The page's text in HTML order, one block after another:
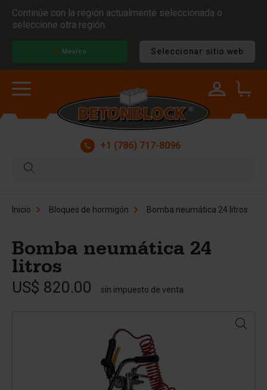
Continúe con la región actualmente seleccionada o
seleccione otra región.
México Seleccionar sitio web
+1 (786) 717-8096
Inicio Bloques de hormigón Bomba neumática 24 litros
Bomba neumática 24
litros
US$ 820.00 sin impuesto de venta